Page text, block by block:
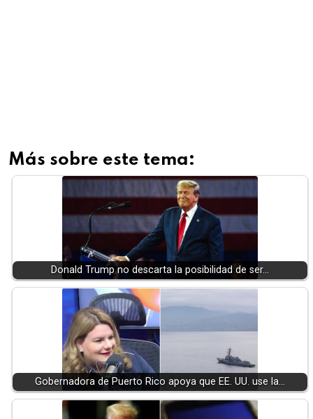
Más sobre este tema:
Donald Trump no descarta la posibilidad de ser…
Gobernadora de Puerto Rico apoya que EE. UU. use la…